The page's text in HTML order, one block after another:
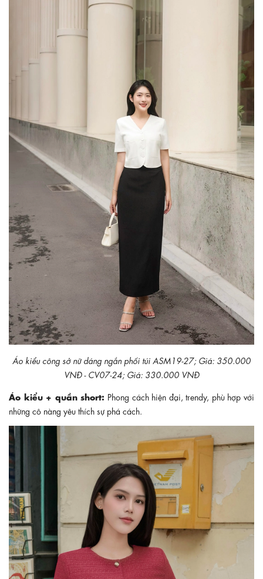
Áo kiểu công sở nữ dáng ngắn phối túi ASM19-27; Giá: 350.000
VNĐ - CV07-24; Giá: 330.000 VNĐ
Áo kiểu + quần short: Phong cách hiện đại, trendy, phù hợp với
những cô nàng yêu thích sự phá cách.